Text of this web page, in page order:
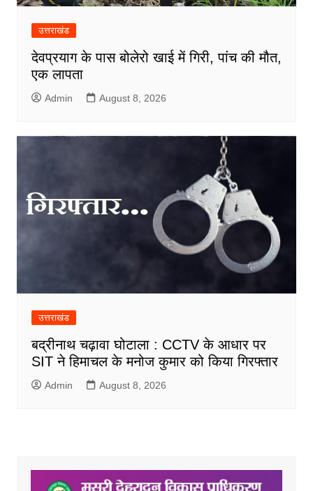
उत्तराखंड
देवप्रयाग के पास बोलेरो खाई में गिरी, पांच की मौत,
एक लापता
Admin August 8, 2026
उत्तराखंड
बद्रीनाथ चढ़ावा घोटाला : CCTV के आधार पर
SIT ने हिमाचल के मनोज कुमार को किया गिरफ्तार
Admin August 8, 2026